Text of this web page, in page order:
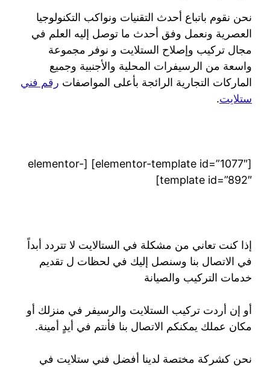
نحن نقوم باتباع أحدث التقنيات ونواكب التكنولوجيا
العصرية ونعمل وفق أحدث ما توصل إليه العلم في
مجال تركيب وإصلاح الستلايت و نوفر مجموعة
واسعة من الرسيفرات المحلية والأجنبية وجميع
الماركات التجارية الرائجة بأعلى المواصفات رقم فني
ستلايت.
[elementor-template id=”1077″] [elementor-
template id=”892″]
إذا كنت تعاني من مشكلة في الستالايت لا تتردد أبداً
في الاتصال بنا وسنصل إليك في لحظات ل تقديم
خدمات التركيب والصيانة
أو إن أردت تركيب الستلايت والرسيفر في منزلك أو
مكان عملك يمكنكم الاتصال بنا فأنتم في أيدٍ أمينة.
نحن كشركة مختصة لدينا أفضل فني ستلايت في